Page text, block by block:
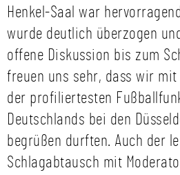
Henkel-Saal war
wurde deutlich überzogen
offene Diskussion bis zum
freuen uns sehr, dass wir mit
der profiliertesten
Deutschlands bei den
begrüßen durften. Auch der
Schlagabtausch mit